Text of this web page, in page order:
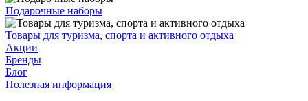
Подарочные наборы
Товары для туризма, спорта и активного отдыха
Акции
Бренды
Блог
Полезная информация